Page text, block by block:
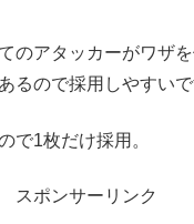
のアタッカーがワザ
るので採用しやすいで
で1枚だけ採用。
スポンサーリンク